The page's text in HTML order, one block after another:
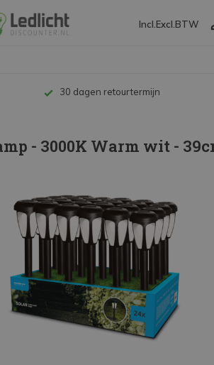
Incl. Excl. BTW
Tot 10 jaar garantie
- 3000K Warm wit -